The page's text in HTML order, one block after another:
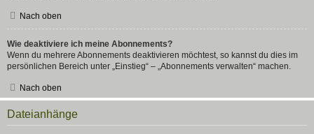
Nach oben
Wie deaktiviere ich meine Abonnements?
Wenn du mehrere Abonnements deaktivieren möchtest, so kannst du dies im
persönlichen Bereich unter „Einstieg“ – „Abonnements verwalten“ machen.
Nach oben
Dateianhänge